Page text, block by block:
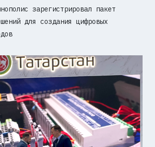
зарегистрировал пакет
для создания цифровых